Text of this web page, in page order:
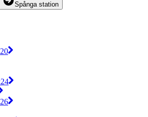
Spånga station